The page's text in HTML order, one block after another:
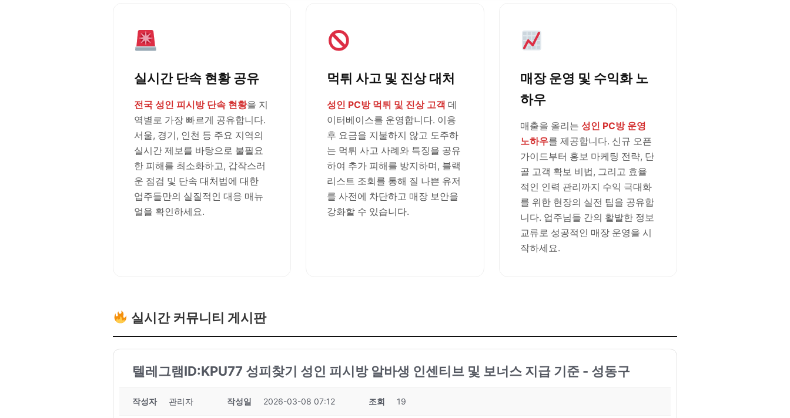
실시간 단속 현황 공유
전국 성인 피시방 단속 현황을 지
역별로 가장 빠르게 공유합니다.
서울, 경기, 인천 등 주요 지역의
실시간 제보를 바탕으로 불필요
한 피해를 최소화하고, 갑작스러
운 점검 및 단속 대처법에 대한
업주들만의 실질적인 대응 매뉴
얼을 확인하세요.
먹튀 사고 및 진상 대처
성인 PC방 먹튀 및 진상 고객 데
이터베이스를 운영합니다. 이용
후 요금을 지불하지 않고 도주하
는 먹튀 사고 사례와 특징을 공유
하여 추가 피해를 방지하며, 블랙
리스트 조회를 통해 질 나쁜 유저
를 사전에 차단하고 매장 보안을
강화할 수 있습니다.
매장 운영 및 수익화 노
하우
매출을 올리는 성인 PC방 운영
노하우를 제공합니다. 신규 오픈
가이드부터 홍보 마케팅 전략, 단
골 고객 확보 비법, 그리고 효율
적인 인력 관리까지 수익 극대화
를 위한 현장의 실전 팁을 공유합
니다. 업주님들 간의 활발한 정보
교류로 성공적인 매장 운영을 시
작하세요.
실시간 커뮤니티 게시판
텔레그램ID:KPU77 성피찾기 성인 피시방 알바생 인센티브 및 보너스 지급 기준 - 성동구
작성자 관리자 작성일 2026-03-08 07:12 조회 19